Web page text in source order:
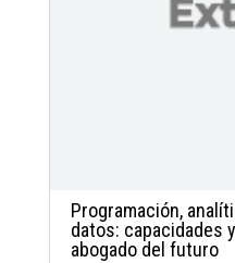
Programación,
datos: capacidades
abogado del futuro